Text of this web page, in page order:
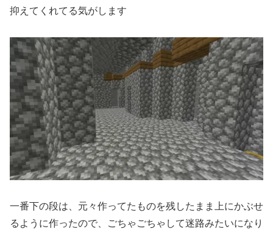
抑えてくれてる気がします
一番下の段は、元々作ってたものを残したまま上にかぶせ
るように作ったので、ごちゃごちゃして迷路みたいになり